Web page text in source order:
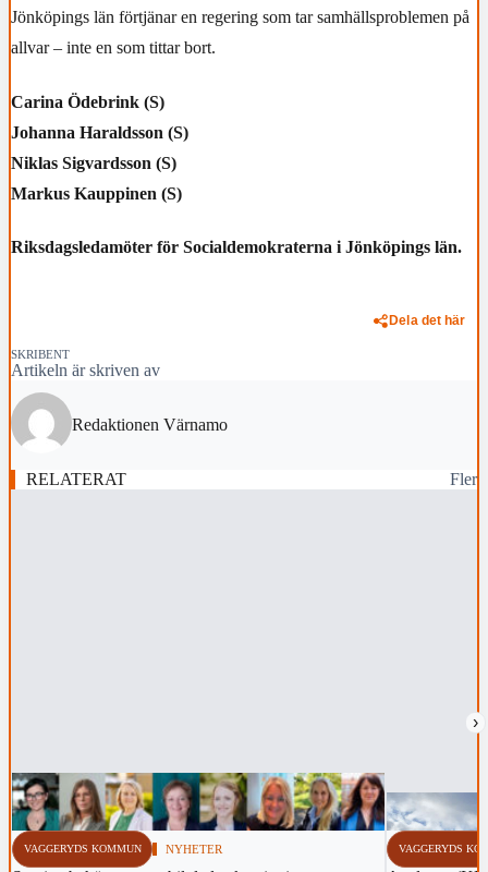
Jönköpings län förtjänar en regering som tar samhällsproblemen på
allvar – inte en som tittar bort.
Carina Ödebrink (S)
Johanna Haraldsson (S)
Niklas Sigvardsson (S)
Markus Kauppinen (S)
Riksdagsledamöter för Socialdemokraterna i Jönköpings län.
Dela det här
SKRIBENT
Artikeln är skriven av
Redaktionen Värnamo
RELATERAT Fler
›
VAGGERYDS KOMMUN NYHETER VAGGERYDS